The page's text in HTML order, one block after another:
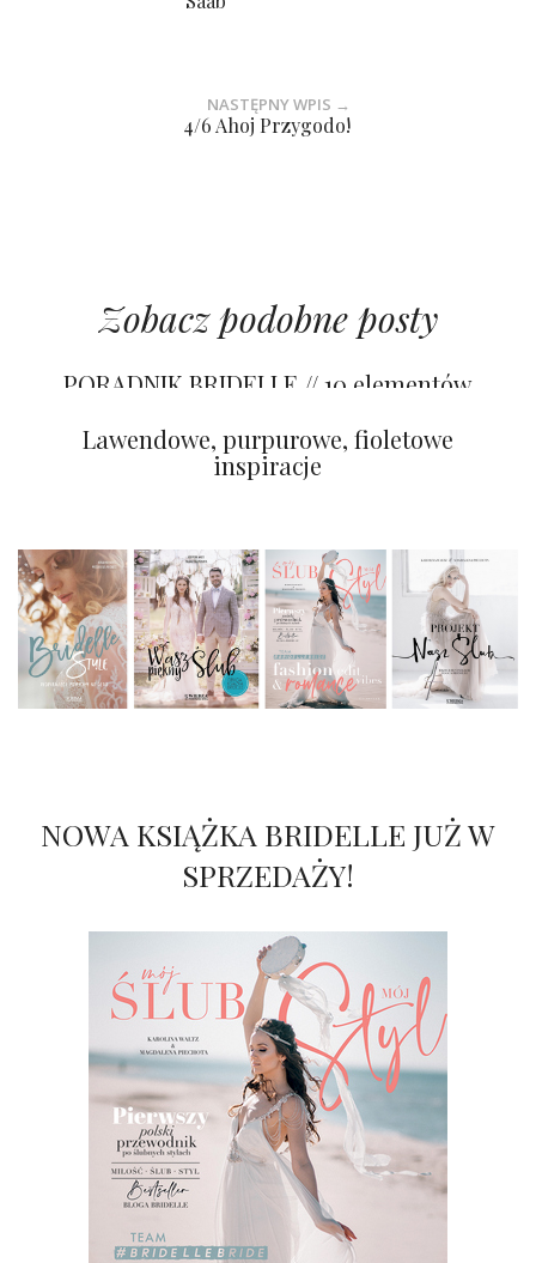
NASTĘPNY WPIS →
4/6 Ahoj Przygodo!
Zobacz podobne posty
PORADNIK BRIDELLE // 10 elementów
Torty zdobione kwiatami
Lawendowe, purpurowe, fioletowe
inspiracje
NOWA KSIĄŻKA BRIDELLE JUŻ W
SPRZEDAŻY!